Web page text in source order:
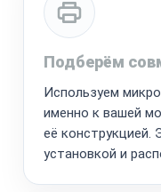
Подберём
Используем
именно к вашей
её
установкой и